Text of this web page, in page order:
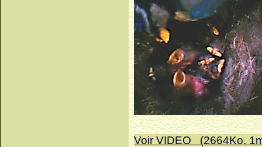
Voir VIDEO (2664Ko,